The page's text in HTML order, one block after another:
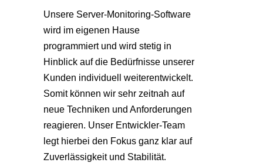
Unsere Server-Monitoring-Software
wird im eigenen Hause
programmiert und wird stetig in
Hinblick auf die Bedürfnisse unserer
Kunden individuell weiterentwickelt.
Somit können wir sehr zeitnah auf
neue Techniken und Anforderungen
reagieren. Unser Entwickler-Team
legt hierbei den Fokus ganz klar auf
Zuverlässigkeit und Stabilität.